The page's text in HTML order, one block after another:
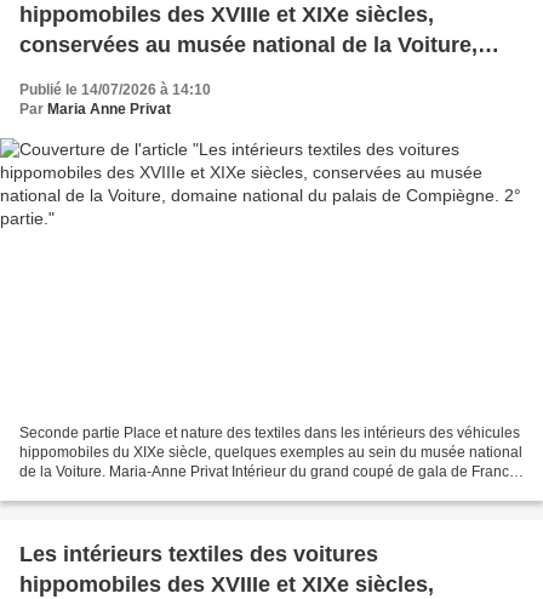
hippomobiles des XVIIIe et XIXe siècles,
conservées au musée national de la Voiture,
partie.
Publié le 14/07/2026 à 14:10
Par Maria Anne Privat
Seconde partie Place et nature des textiles dans les intérieurs des véhicules
hippomobiles du XIXe siècle, quelques exemples au sein du musée national
de la Voiture. Maria-Anne Privat Intérieur du grand coupé de gala de Francis
Les intérieurs textiles des voitures
hippomobiles des XVIIIe et XIXe siècles,